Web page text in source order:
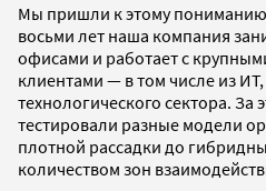
Мы пришли к этому пониманию
восьми лет наша компания
офисами и работает с
клиентами — в том числе из
технологического сектора. За
тестировали разные модели
плотной рассадки до
количеством зон